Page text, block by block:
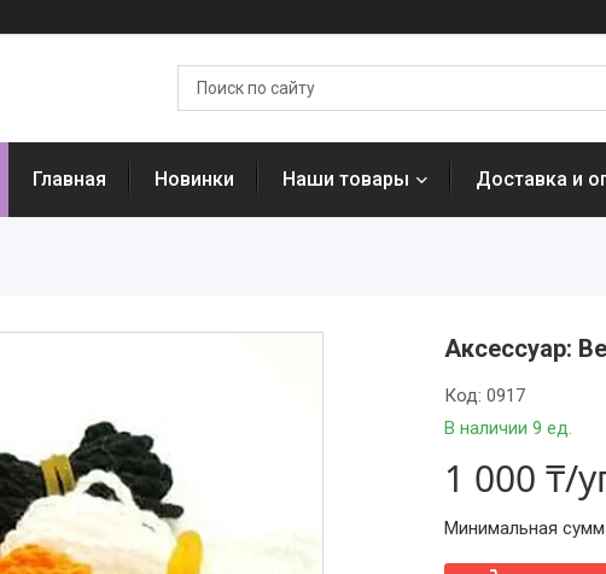
Главная Новинки Наши товары Доставка и
Аксессуар:
В наличии 9 ед.
Код:0917
1 000 ₸/
Минимальная